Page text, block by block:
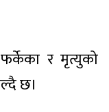
र मृत्युको
छ।